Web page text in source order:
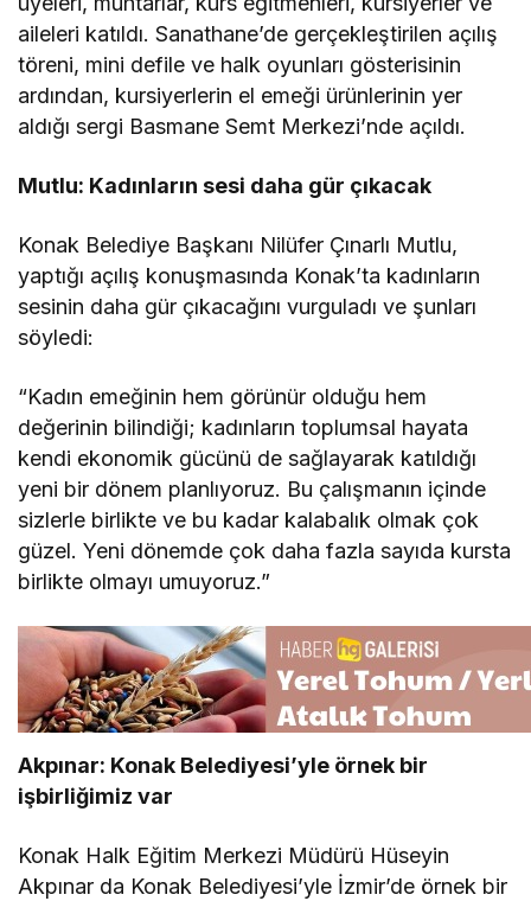
aileleri katıldı. Sanathane’de gerçekleştirilen açılış
töreni, mini defile ve halk oyunları gösterisinin
ardından, kursiyerlerin el emeği ürünlerinin yer
aldığı sergi Basmane Semt Merkezi’nde açıldı.
Mutlu: Kadınların sesi daha gür çıkacak
Konak Belediye Başkanı Nilüfer Çınarlı Mutlu,
yaptığı açılış konuşmasında Konak’ta kadınların
sesinin daha gür çıkacağını vurguladı ve şunları
söyledi:
“Kadın emeğinin hem görünür olduğu hem
değerinin bilindiği; kadınların toplumsal hayata
kendi ekonomik gücünü de sağlayarak katıldığı
yeni bir dönem planlıyoruz. Bu çalışmanın içinde
sizlerle birlikte ve bu kadar kalabalık olmak çok
güzel. Yeni dönemde çok daha fazla sayıda kursta
birlikte olmayı umuyoruz.”
Akpınar: Konak Belediyesi’yle örnek bir
işbirliğimiz var
Konak Halk Eğitim Merkezi Müdürü Hüseyin
Akpınar da Konak Belediyesi’yle İzmir’de örnek bir